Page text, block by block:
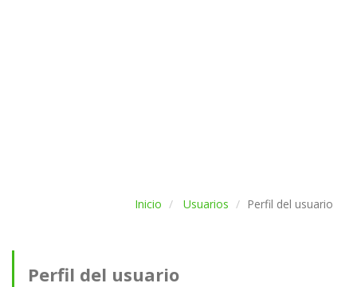
Inicio Usuarios Perfil del usuario
Perfil del usuario